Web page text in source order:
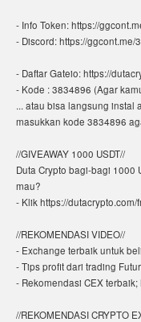
- Info Token: https://
- Discord: https://ggcont.me/
- Daftar Gateio: https://
- Kode : 3834896 (Agar
... atau bisa langsung instal
masukkan kode 3834896
//GIVEAWAY 1000 USDT//
Duta Crypto bagi-bagi 1000
mau?
- Klik https://dutacrypto.com/
//REKOMENDASI VIDEO//
- Exchange terbaik untuk
- Tips profit dari trading
- Rekomendasi CEX
//REKOMENDASI CRYPTO